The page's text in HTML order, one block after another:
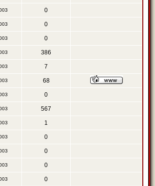
0
0
0
386
7
68
0
567
1
0
0
0
0